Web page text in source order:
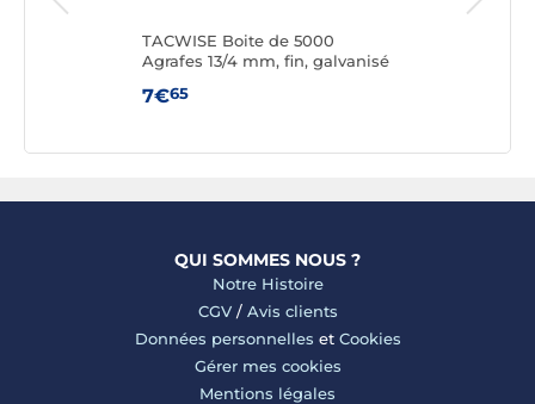
TACWISE Boite de 5000
Agrafes 13/4 mm, fin, galvanisé
7€65
QUI SOMMES NOUS ?
Notre Histoire
CGV/ Avis clients
Données personnelles et Cookies
Gérer mes cookies
Mentions légales